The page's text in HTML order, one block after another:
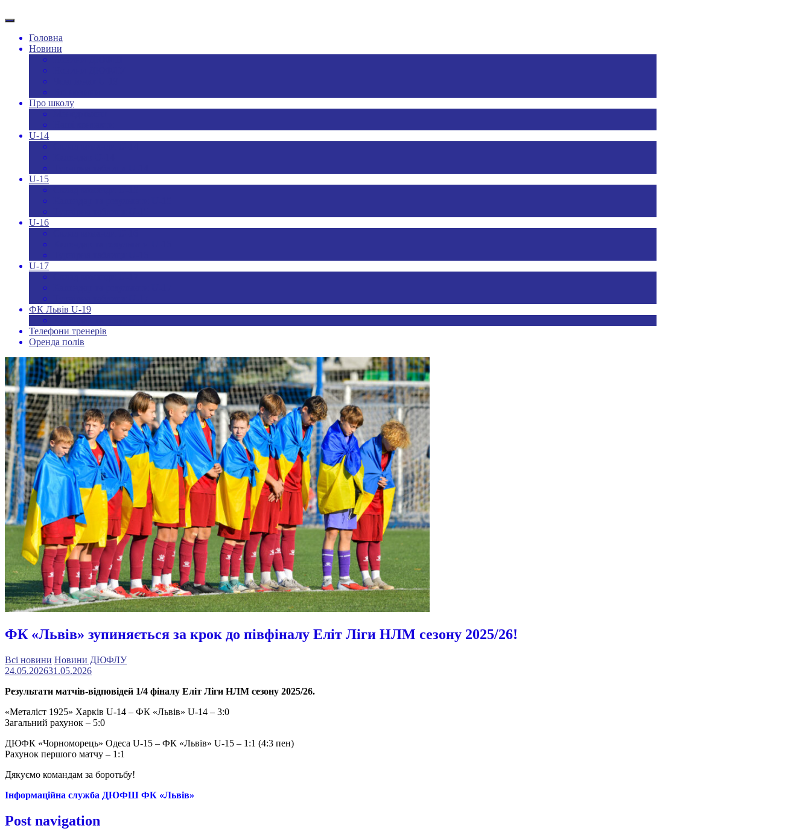
Головна
Новини
Про школу
U-14
U-15
U-16
U-17
ФК Львів U-19
Телефони тренерів
Оренда полів
ФК «Львів» зупиняється за крок до півфіналу Еліт Ліги НЛМ сезону 2025/26!
Всі новини Новини ДЮФЛУ
24.05.202631.05.2026
Результати матчів-відповідей 1/4 фіналу Еліт Ліги НЛМ сезону 2025/26.
«Металіст 1925» Харків U-14 – ФК «Львів» U-14 – 3:0
Загальний рахунок – 5:0
ДЮФК «Чорноморець» Одеса U-15 – ФК «Львів» U-15 – 1:1 (4:3 пен)
Рахунок першого матчу – 1:1
Дякуємо командам за боротьбу!
Інформаційна служба ДЮФШ ФК «Львів»
Post navigation